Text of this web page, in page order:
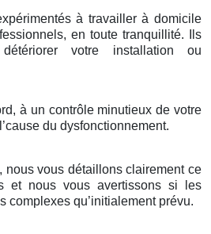
à travailler à domicile
en toute tranquillité. Ils
votre installation ou
à un contrôle minutieux de votre
du dysfonctionnement.
nous vous détaillons clairement ce
et nous vous avertissons si les
complexes qu’initialement prévu.